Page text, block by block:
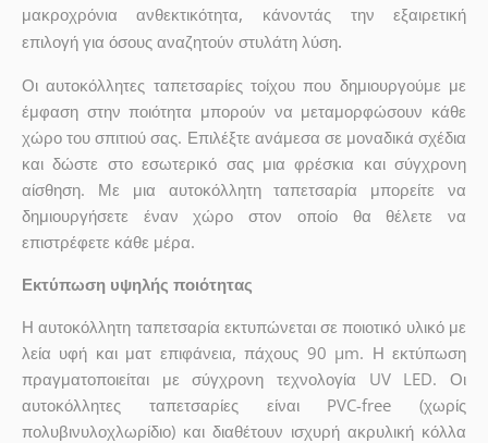
μακροχρόνια ανθεκτικότητα, κάνοντάς την εξαιρετική
επιλογή για όσους αναζητούν στυλάτη λύση.
Οι αυτοκόλλητες ταπετσαρίες τοίχου που δημιουργούμε με
έμφαση στην ποιότητα μπορούν να μεταμορφώσουν κάθε
χώρο του σπιτιού σας. Επιλέξτε ανάμεσα σε μοναδικά σχέδια
και δώστε στο εσωτερικό σας μια φρέσκια και σύγχρονη
αίσθηση. Με μια αυτοκόλλητη ταπετσαρία μπορείτε να
δημιουργήσετε έναν χώρο στον οποίο θα θέλετε να
επιστρέφετε κάθε μέρα.
Εκτύπωση υψηλής ποιότητας
Η αυτοκόλλητη ταπετσαρία εκτυπώνεται σε ποιοτικό υλικό με
λεία υφή και ματ επιφάνεια, πάχους 90 µm. Η εκτύπωση
πραγματοποιείται με σύγχρονη τεχνολογία UV LED. Οι
αυτοκόλλητες ταπετσαρίες είναι PVC-free (χωρίς
πολυβινυλοχλωρίδιο) και διαθέτουν ισχυρή ακρυλική κόλλα